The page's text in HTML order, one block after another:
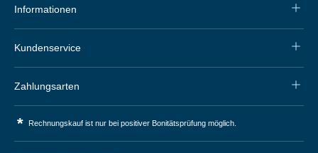
Informationen
Kundenservice
Zahlungsarten
* Rechnungskauf ist nur bei positiver Bonitätsprüfung möglich.